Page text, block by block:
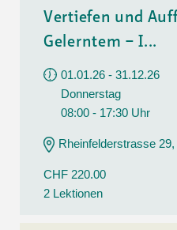
Vertiefen und
Gelerntem – I...
01.01.26 - 31.12.26
Donnerstag
08:00 - 17:30 Uhr
Rheinfelderstrasse
CHF 220.00
2 Lektionen